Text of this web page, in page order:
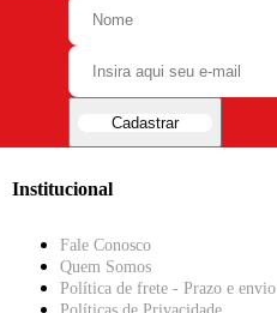
Cadastrar
Institucional
Fale Conosco
Quem Somos
Política de frete - Prazo e envio